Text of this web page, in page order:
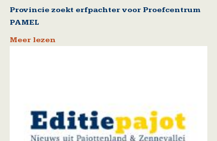
Provincie zoekt erfpachter voor Proefcentrum
PAMEL
Meer lezen